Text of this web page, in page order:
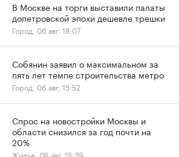
В Москве на торги выставили палаты
допетровской эпохи дешевле трешки
Город, 06 авг, 18:07
Собянин заявил о максимальном за
пять лет темпе строительства метро
Город, 06 авг, 15:52
Спрос на новостройки Москвы и
области снизился за год почти на
20%
Жилье, 06 авг, 15:39